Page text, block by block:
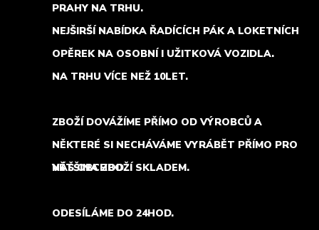
PRAHY NA TRHU.
NEJŠIRŠÍ NABÍDKA ŘADÍCÍCH PÁK A LOKETNÍCH
OPĚREK NA OSOBNÍ I UŽITKOVÁ VOZIDLA.
NA TRHU VÍCE NEŽ 10LET.
ZBOŽÍ DOVÁŽÍME PŘÍMO OD VÝROBCŮ A
NĚKTERÉ SI NECHÁVÁME VYRÁBĚT PŘÍMO PRO
NÁŠ OBCHOD.
VĚTŠINA ZBOŽÍ SKLADEM.
ODESÍLÁME DO 24HOD.